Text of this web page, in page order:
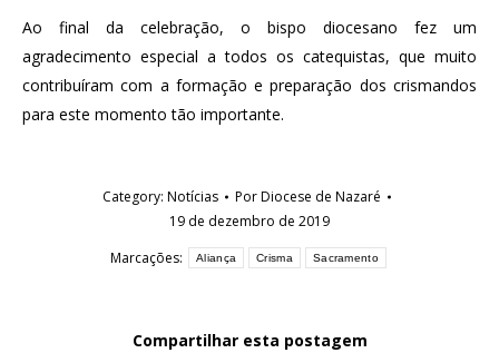
Ao final da celebração, o bispo diocesano fez um
agradecimento especial a todos os catequistas, que muito
contribuíram com a formação e preparação dos crismandos
para este momento tão importante.
Category: Notícias PorDiocese de Nazaré
19 de dezembro de 2019
Marcações:
Aliança Crisma Sacramento
Compartilhar esta postagem